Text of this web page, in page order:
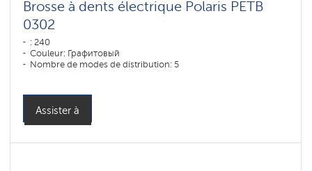
Brosse à dents électrique Polaris PETB
0302
: 240
Couleur: Графитовый
Nombre de modes de distribution: 5
Assister à